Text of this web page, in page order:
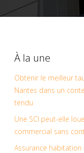
À la une
Obtenir le meilleur
Nantes dans un
tendu
Une SCI peut-elle
commercial sans
Assurance habitation